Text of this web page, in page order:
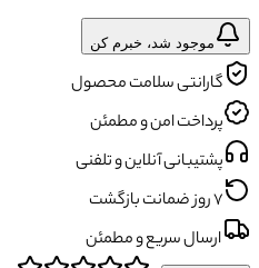
موجود شد، خبرم کن
گارانتی سلامت محصول
پرداخت امن و مطمئن
پشتیبانی آنلاین و تلفنی
۷ روز ضمانت بازگشت
ارسال سریع و مطمئن